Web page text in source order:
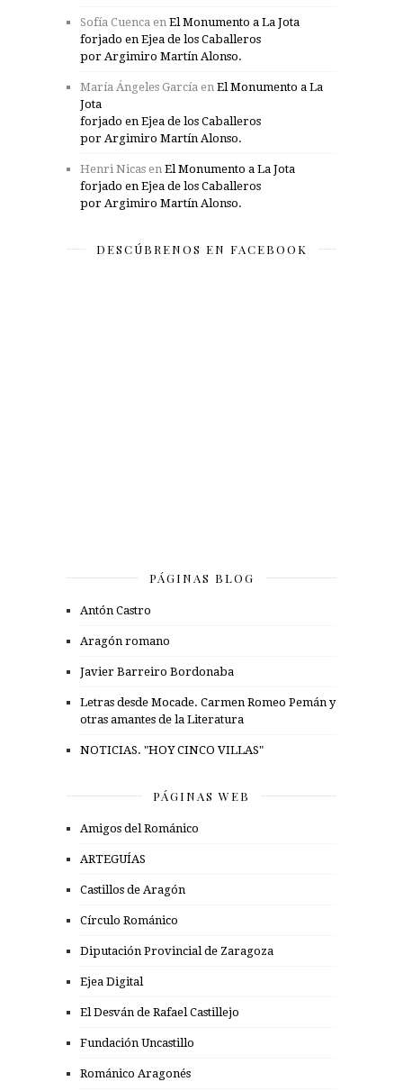
Sofía Cuenca en El Monumento a La Jota
forjado en Ejea de los Caballeros
por Argimiro Martín Alonso.
María Ángeles García en El Monumento a La
Jota
forjado en Ejea de los Caballeros
por Argimiro Martín Alonso.
Henri Nicas en El Monumento a La Jota
forjado en Ejea de los Caballeros
por Argimiro Martín Alonso.
DESCÚBRENOS EN FACEBOOK
PÁGINAS BLOG
Antón Castro
Aragón romano
Javier Barreiro Bordonaba
Letras desde Mocade. Carmen Romeo Pemán y
otras amantes de la Literatura
NOTICIAS. "HOY CINCO VILLAS"
PÁGINAS WEB
Amigos del Románico
ARTEGUÍAS
Castillos de Aragón
Círculo Románico
Diputación Provincial de Zaragoza
Ejea Digital
El Desván de Rafael Castillejo
Fundación Uncastillo
Románico Aragonés